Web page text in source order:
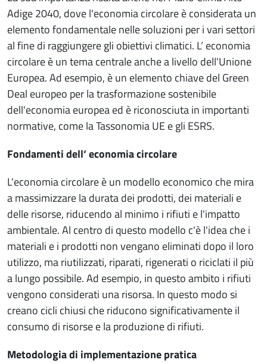
Adige 2040, dove l'economia circolare è considerata un
elemento fondamentale nelle soluzioni per i vari settori
al fine di raggiungere gli obiettivi climatici. L’ economia
circolare è un tema centrale anche a livello dell'Unione
Europea. Ad esempio, è un elemento chiave del Green
Deal europeo per la trasformazione sostenibile
dell'economia europea ed è riconosciuta in importanti
normative, come la Tassonomia UE e gli ESRS.
Fondamenti dell‘ economia circolare
L'economia circolare è un modello economico che mira
a massimizzare la durata dei prodotti, dei materiali e
delle risorse, riducendo al minimo i rifiuti e l'impatto
ambientale. Al centro di questo modello c'è l'idea che i
materiali e i prodotti non vengano eliminati dopo il loro
utilizzo, ma riutilizzati, riparati, rigenerati o riciclati il più
a lungo possibile. Ad esempio, in questo ambito i rifiuti
vengono considerati una risorsa. In questo modo si
creano cicli chiusi che riducono significativamente il
consumo di risorse e la produzione di rifiuti.
Metodologia di implementazione pratica